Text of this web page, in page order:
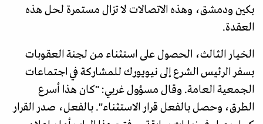
بكين ودمشق، وهذه الاتصالات لا تزال مستمرة لحل هذه
العقدة.
الخيار الثالث، الحصول على استثناء من لجنة العقوبات
بسفر الرئيس الشرع إلى نيويورك للمشاركة في اجتماعات
الجمعية العامة. وقال مسؤول غربي: "كان هذا أسرع
الطرق، وحصل بالفعل قرار الاستثناء". بالفعل، صدر القرار